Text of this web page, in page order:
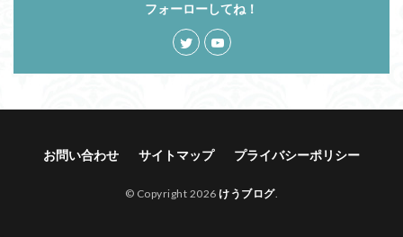
フォーローしてね！
お問い合わせ サイトマップ プライバシーポリシー
© Copyright 2026 けうブログ.